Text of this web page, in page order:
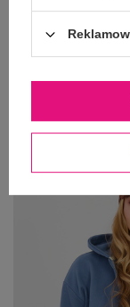
ZWROTY I